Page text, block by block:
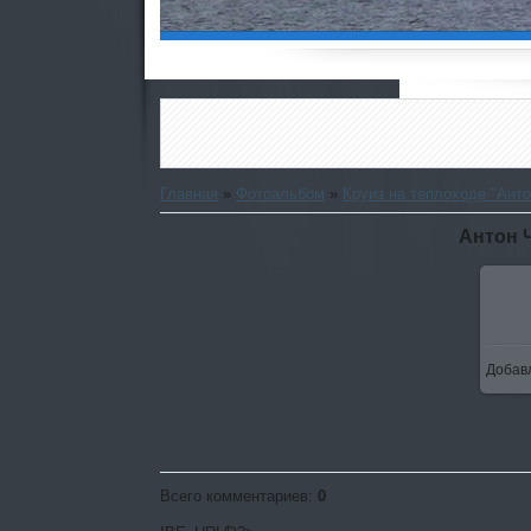
Главная » Фотоальбом » Круиз на теплоходе
Антон
Всего комментариев: 0